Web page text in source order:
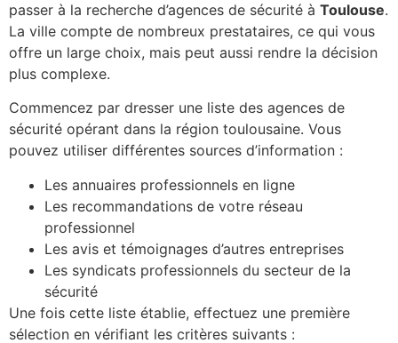
passer à la recherche d’agences de sécurité à Toulouse.
La ville compte de nombreux prestataires, ce qui vous
offre un large choix, mais peut aussi rendre la décision
plus complexe.
Commencez par dresser une liste des agences de
sécurité opérant dans la région toulousaine. Vous
pouvez utiliser différentes sources d’information :
Les annuaires professionnels en ligne
Les recommandations de votre réseau
professionnel
Les avis et témoignages d’autres entreprises
Les syndicats professionnels du secteur de la
sécurité
Une fois cette liste établie, effectuez une première
sélection en vérifiant les critères suivants :